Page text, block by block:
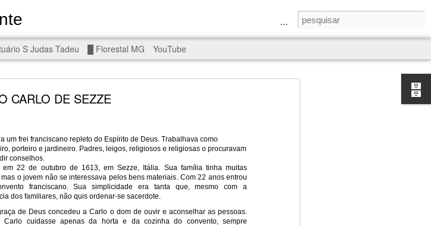
CARLO DE SEZZE
um frei franciscano repleto do Espírito de Deus. Trabalhava como
porteiro e jardineiro. Padres, leigos, religiosos e religiosas o procuravam
conselhos.
em 22 de outubro de 1613, em Sezze, Itália. Sua família tinha muitas
o jovem não se interessava pelos bens materiais. Com 22 anos entrou
franciscano. Sua simplicidade era tanta que, mesmo com a
dos familiares, não quis ordenar-se sacerdote.
de Deus concedeu a Carlo o dom de ouvir e aconselhar as pessoas.
Carlo cuidasse apenas da horta e da cozinha do convento, sempre
S Judas Tadeu █ Florestal MG YouTube
Iran and Lebanon.
fooling you. He is ghosted by the world, and it
A new guy is coming.
— negotiation is the best option.